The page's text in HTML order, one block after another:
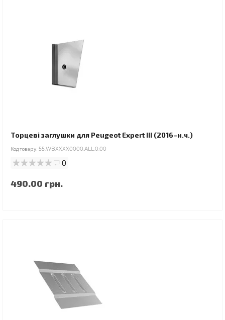
Торцеві заглушки для Peugeot Expert III (2016–н.ч.)
Код товару: 55.WBXXXX0000.ALL.0.00
0
490.00 грн.